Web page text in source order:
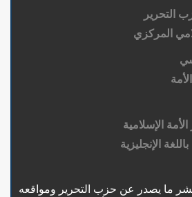
التحرير
المركزي
الإسلامية
الإنجليزية
نشر ما يصدر عن حزب التحرير ومواقعه